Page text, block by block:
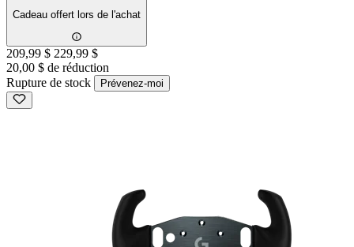
Cadeau offert lors de l'achat
209,99 $ 229,99 $
20,00 $ de réduction
Rupture de stock
Prévenez-moi